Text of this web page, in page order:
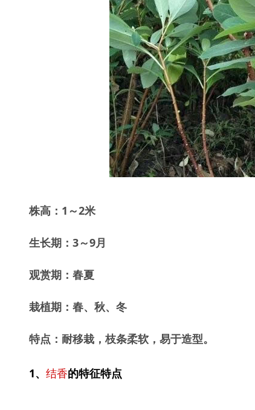
株高：1～2米
生长期：3～9月
观赏期：春夏
栽植期：春、秋、冬
特点：耐移栽，枝条柔软，易于造型。
1、 结香的特征特点